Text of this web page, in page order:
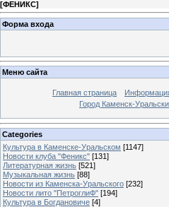
[ФЕНИКС]
Форма входа
Меню сайта
Главная страница
Город Каменск-
Categories
Культура в Каменске-Уральском [1147]
Новости клуба "Феникс" [131]
Литературная жизнь [521]
Музыкальная жизнь [88]
Новости из Каменска-Уральского [232]
Новости лито "ПетроглиФ" [194]
Культура в Богдановиче [4]